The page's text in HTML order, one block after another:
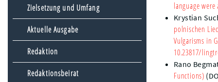
Zielsetzung und Umfang
Aktuelle Ausgabe
Redaktion
Redaktionsbeirat
language
Krystian
polnischen
Vulgarisms in
10.23817/
Rano
Functions)